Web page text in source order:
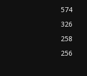
574
326
258
256